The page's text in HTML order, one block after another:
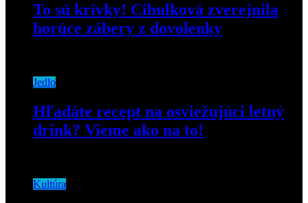
To sú krivky! Cibulková zverejnila
horúce zábery z dovolenky
Jedlo
Hľadáte recept na osviežujúci letný
drink? Vieme ako na to!
Kultúra